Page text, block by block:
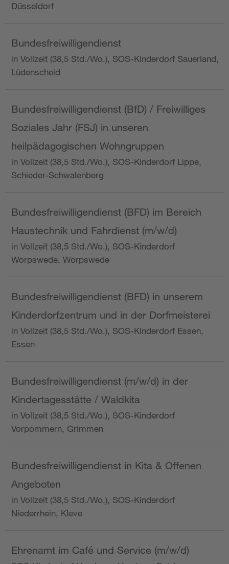
Düsseldorf
Bundesfreiwilligendienst
in Vollzeit (38,5 Std./Wo.), SOS-Kinderdorf Sauerland,
Lüdenscheid
Bundesfreiwilligendienst (BfD) / Freiwilliges
Soziales Jahr (FSJ) in unseren
heilpädagogischen Wohngruppen
in Vollzeit (38,5 Std./Wo.), SOS-Kinderdorf Lippe,
Schieder-Schwalenberg
Bundesfreiwilligendienst (BFD) im Bereich
Haustechnik und Fahrdienst (m/w/d)
in Vollzeit (38,5 Std./Wo.), SOS-Kinderdorf
Worpswede, Worpswede
Bundesfreiwilligendienst (BFD) in unserem
Kinderdorfzentrum und in der Dorfmeisterei
in Vollzeit (38,5 Std./Wo.), SOS-Kinderdorf Essen,
Essen
Bundesfreiwilligendienst (m/w/d) in der
Kindertagesstätte / Waldkita
in Vollzeit (38,5 Std./Wo.), SOS-Kinderdorf
Vorpommern, Grimmen
Bundesfreiwilligendienst in Kita & Offenen
Angeboten
in Vollzeit (38,5 Std./Wo.), SOS-Kinderdorf
Niederrhein, Kleve
Ehrenamt im Café und Service (m/w/d)